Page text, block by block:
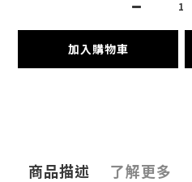
加入購物車
商品描述 了解更多